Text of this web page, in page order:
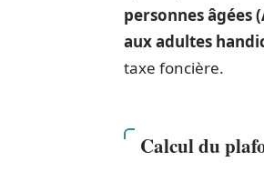
personnes âgées
aux adultes
taxe foncière.
Calcul du